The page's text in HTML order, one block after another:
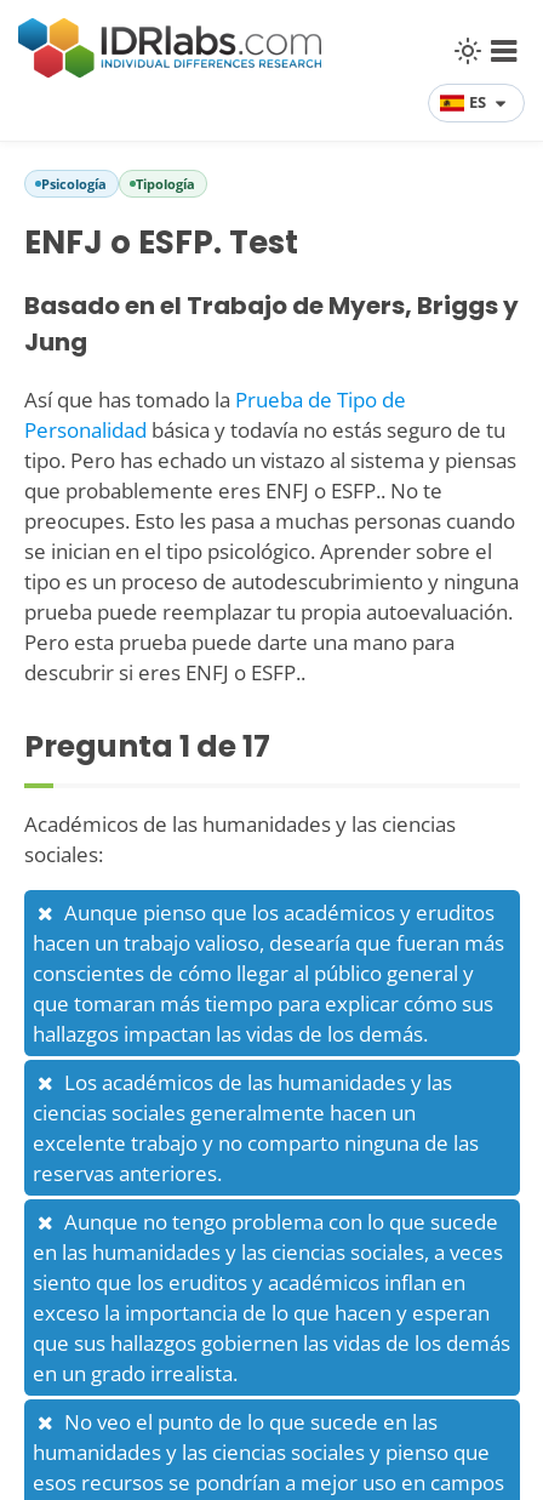
ES
Psicología Tipología
ENFJ o ESFP. Test
Basado en el Trabajo de Myers, Briggs y
Jung
Así que has tomado la Prueba de Tipo de
Personalidad básica y todavía no estás seguro de tu
tipo. Pero has echado un vistazo al sistema y piensas
que probablemente eres ENFJ o ESFP.. No te
preocupes. Esto les pasa a muchas personas cuando
se inician en el tipo psicológico. Aprender sobre el
tipo es un proceso de autodescubrimiento y ninguna
prueba puede reemplazar tu propia autoevaluación.
Pero esta prueba puede darte una mano para
descubrir si eres ENFJ o ESFP..
Pregunta 1 de 17
Académicos de las humanidades y las ciencias
sociales:
Aunque pienso que los académicos y eruditos
hacen un trabajo valioso, desearía que fueran más
conscientes de cómo llegar al público general y
que tomaran más tiempo para explicar cómo sus
hallazgos impactan las vidas de los demás.
Los académicos de las humanidades y las
ciencias sociales generalmente hacen un
excelente trabajo y no comparto ninguna de las
reservas anteriores.
Aunque no tengo problema con lo que sucede
en las humanidades y las ciencias sociales, a veces
siento que los eruditos y académicos inflan en
exceso la importancia de lo que hacen y esperan
que sus hallazgos gobiernen las vidas de los demás
en un grado irrealista.
No veo el punto de lo que sucede en las
humanidades y las ciencias sociales y pienso que
esos recursos se pondrían a mejor uso en campos